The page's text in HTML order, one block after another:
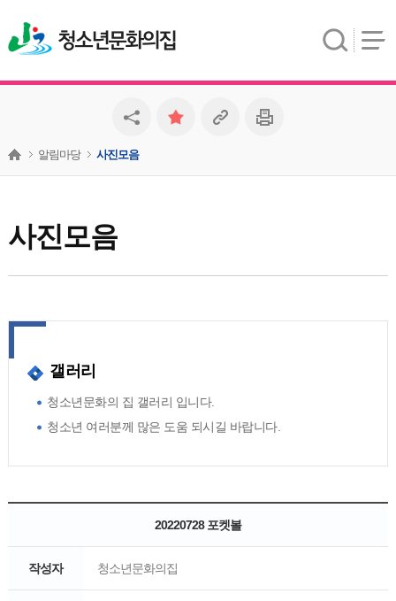
청소년문화의집
사진모음
알림마당 사진모음
갤러리
청소년문화의 집 갤러리 입니다.
청소년 여러분께 많은 도움 되시길 바랍니다.
20220728 포켓볼
작성자 청소년문화의집